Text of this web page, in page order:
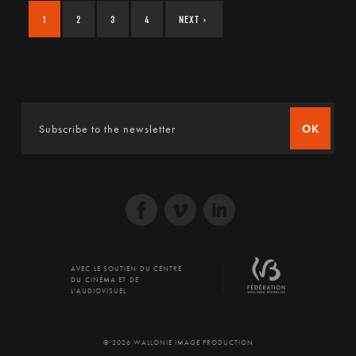
1 2 3 4 NEXT ›
OK
AVEC LE SOUTIEN DU CENTRE
DU CINÉMA ET DE
L'AUDIOVISUEL
© 2026 WALLONIE IMAGE PRODUCTION